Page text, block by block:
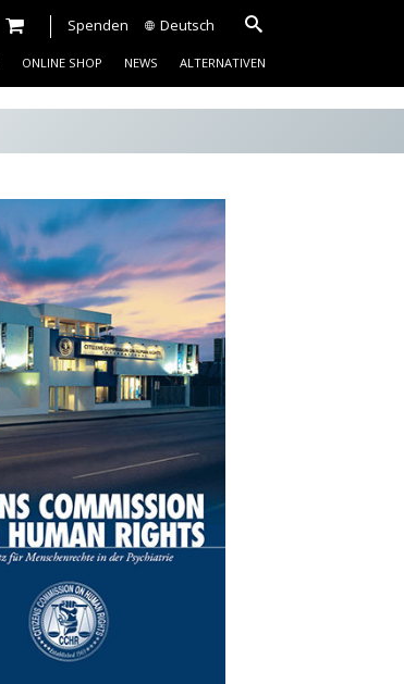
Spenden Deutsch
ONLINE SHOP NEWS ALTERNATIVEN